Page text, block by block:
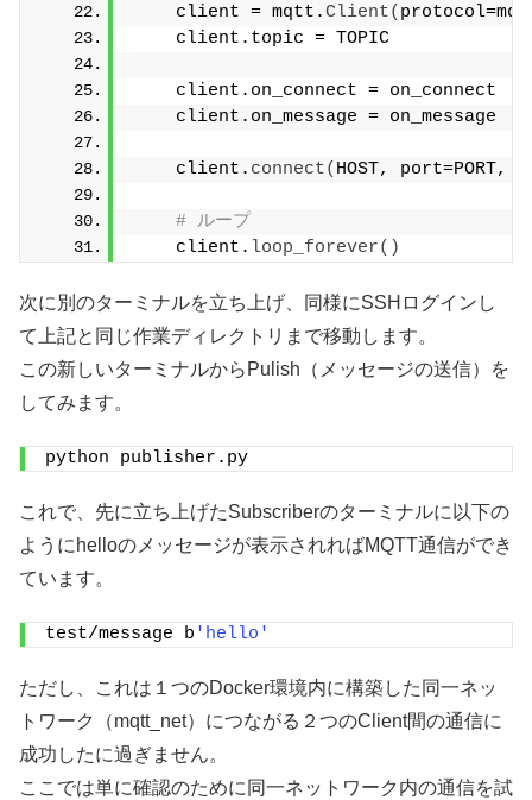
    client = mqtt.
Client(
    client.topic = TOPIC
    client.on_connect = on_connect
    client.on_message = on_message
    client.
connect( HOST, port=PORT,
# ループ
    client.
loop_forever()
次に別のターミナルを立ち上げ、同様にSSHログインし
て上記と同じ作業ディレクトリまで移動します。
この新しいターミナルからPulish（メッセージの送信）を
してみます。
python publisher.py
これで、先に立ち上げたSubscriberのターミナルに以下の
ようにhelloのメッセージが表示されればMQTT通信ができ
ています。
test/message b 'hello'
ただし、これは１つのDocker環境内に構築した同一ネッ
トワーク（mqtt_net）につながる２つのClient間の通信に
成功したに過ぎません。
ここでは単に確認のために同一ネットワーク内の通信を試